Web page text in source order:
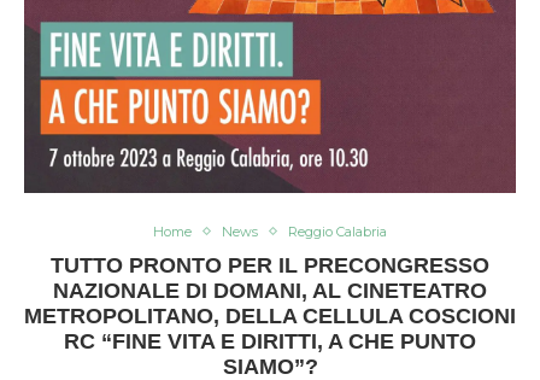
Home News Reggio Calabria
TUTTO PRONTO PER IL PRECONGRESSO
NAZIONALE DI DOMANI, AL CINETEATRO
METROPOLITANO, DELLA CELLULA COSCIONI
RC “FINE VITA E DIRITTI, A CHE PUNTO
SIAMO”?